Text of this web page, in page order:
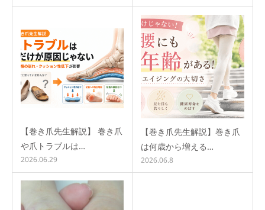
【巻き爪先生解説】 巻き爪
や爪トラブルは…
2026.06.29
【巻き爪先生解説】巻き爪
は何歳から増える…
2026.06.8